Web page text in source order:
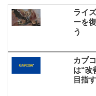
ライ
ーを
う
カプ
は“改
目指す